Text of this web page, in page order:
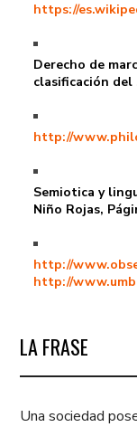
https://
Derecho de
clasificación
http://
Semiotica y
Niño Rojas,
http://
http://
LA FRASE
Una sociedad